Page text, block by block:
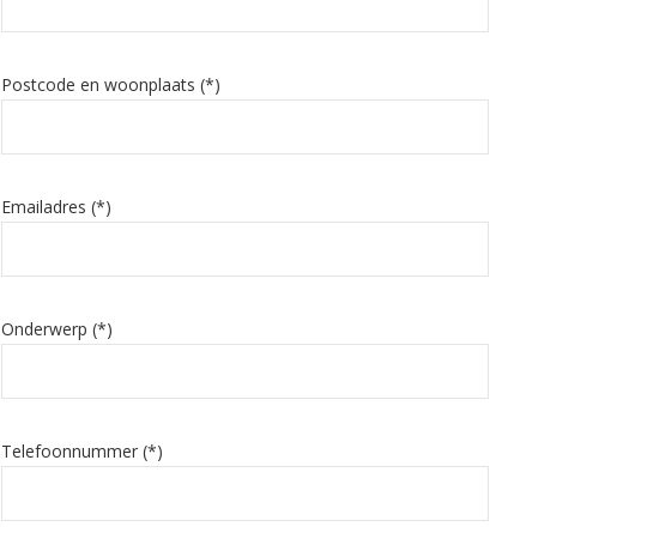
Postcode en woonplaats (*)
Emailadres (*)
Onderwerp (*)
Telefoonnummer (*)